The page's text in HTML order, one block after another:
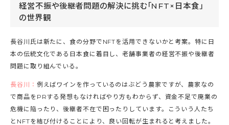
経営不振や後継者問題の解決に挑む「NFT×日本食」
の世界観
長谷川氏は新たに、食の分野でNFTを活用できないかと考案。特に日
本の伝統文化である日本食に着目し、老舗事業者の経営不振や後継者
問題に取り組んでいる。
長谷川： 例えばワインを作っているのはぶどう農家ですが、農家なの
で商品をPRする発想もなければやり方もわからず、資金不足で廃業の
危機に陥ったり、後継者不在で困ったりしています。こういう人たち
とNFTを結び付けることにより、良い回転が生まれると考えました。